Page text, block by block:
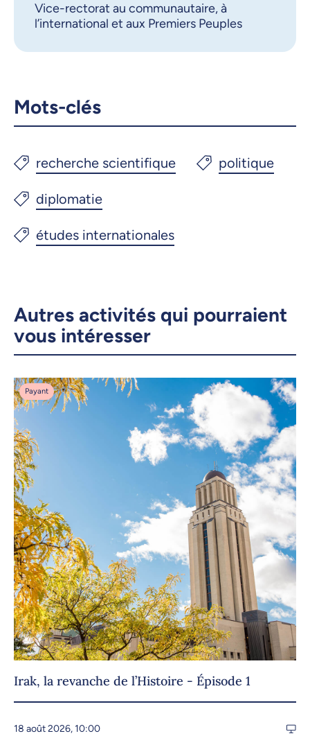
LinkedIn
Vice-rectorat au communautaire, à
l’international et aux Premiers Peuples
Mots-clés
Autres activités qui pourraient
vous intéresser
Payant
Irak, la revanche de l’Histoire - Épisode 1
18 août 2026, 10:00